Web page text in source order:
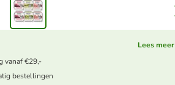
Lees meer
vanaf €29,-
bestellingen